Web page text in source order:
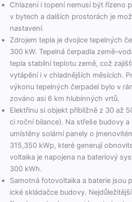
Chlazení i topení nemusí být řízeno
v bytech a dalších pros­torách je
nastavení.
Zdro­jem tepla je dvo­jice tepel­ných
300 kW. Tepel­ná čer­pad­la
tepla sta­bil­ní teplo­tu země, což
vytápění i v chlad­nějších měsících.
výkonu tepel­ných čer­padel bylo v
zováno asi 6 km hlu­bin­ných vrtů.
Elek­třinu si objekt při­b­ližně z 30 až
ci roční bilance). Na střeše budovy
umístěny solární pan­e­ly o
315,350 kWp, které generu­jí
voltai­ka je napo­je­na na bate­ri­ový
300 kWh.
Samot­ná foto­voltai­ka a baterie jsou
ické sklá­dačce budovy.